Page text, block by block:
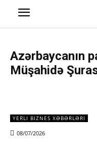
Azərbaycanın
Müşahidə
YERLI BIZNES XƏBƏRLƏRI
08/07/2026